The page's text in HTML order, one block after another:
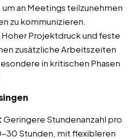
an Meetings teilzunehmen
zu kommunizieren.
Hoher Projektdruck und feste
zusätzliche Arbeitszeiten
in kritischen Phasen
Geringere Stundenanzahl pro
30 Stunden, mit flexibleren